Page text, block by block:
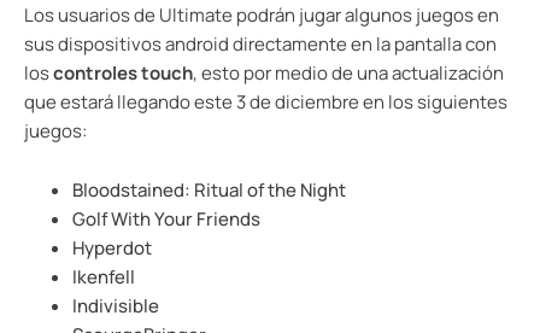
Los usuarios de Ultimate podrán jugar algunos juegos en
sus dispositivos android directamente en la pantalla con
loscontroles touch, esto por medio de una actualización
que estará llegando este 3 de diciembre en los siguientes
juegos:
Bloodstained: Ritual of the Night
Golf With Your Friends
Hyperdot
Ikenfell
Indivisible